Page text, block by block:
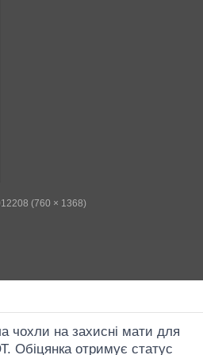
(760 × 1368)
чохли на захисні мати для
Обіцянка отримує статус